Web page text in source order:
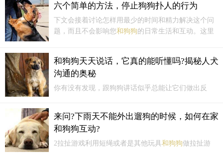
文将带领读者深入探讨用户外冒险和狗狗 伴侣之间的关系，以及如何
通过新颖有趣的散步和户外活动，丰富你和你的狗狗的生活。
六个简单的方法，停止狗狗扑人的行为
下文会接着讨论怎样用最少的时间和精力解决这个问
题，而且不会影响您和狗狗的日常生活和互动。这里
保持镇静的状态在您应门欢迎访客之前，给您的狗狗
先用牵引...
和狗狗天天说话，它真的能听懂吗?揭秘人犬
沟通的奥秘
你有没有发现，跟狗狗讲话似乎总能让它们做出反
秘。如果你是爱狗人士，家里一定有一只萌宠围绕着
你。在日常生活中，我们常常会
如：“乖乖，坐下！
来问?下雨天不能外出遛狗的时候，如何在家
和狗狗互动?
2拉扯游戏利用短绳或者是其他玩具和狗狗做拉扯游